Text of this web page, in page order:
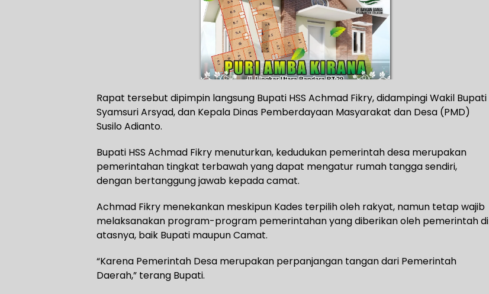
Rapat tersebut dipimpin langsung Bupati HSS Achmad Fikry, didampingi Wakil Bupati
Syamsuri Arsyad, dan Kepala Dinas Pemberdayaan Masyarakat dan Desa (PMD)
Susilo Adianto.
Bupati HSS Achmad Fikry menuturkan, kedudukan pemerintah desa merupakan
pemerintahan tingkat terbawah yang dapat mengatur rumah tangga sendiri,
dengan bertanggung jawab kepada camat.
Achmad Fikry menekankan meskipun Kades terpilih oleh rakyat, namun tetap wajib
melaksanakan program-program pemerintahan yang diberikan oleh pemerintah di
atasnya, baik Bupati maupun Camat.
“Karena Pemerintah Desa merupakan perpanjangan tangan dari Pemerintah
Daerah,” terang Bupati.